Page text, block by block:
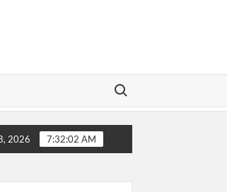
Search for:
聖經
2026 7:32:03 AM